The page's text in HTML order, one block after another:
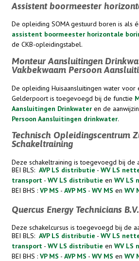
Assistent boormeester
De opleiding SOMA gestuurd boren is als
assistent boormeester horizontale
de CKB-opleidingstabel.
Monteur Aansluitingen
Vakbekwaam Persoon
De opleiding Huisaansluitingen water voor
Gelderpoort is toegevoegd bij de functie
Aansluitingen Drinkwater en de
Persoon Aansluitingen drinkwater.
Technisch Opleidingscentrum
Schakeltraining
Deze schakeltraining is toegevoegd bij de
BEI BLS: AVP LS distributie - WV LS
transport - WV LS distributie en WV LS
BEI BHS : VP MS - AVP MS - WV MS en WV
Quercus Energy Technicians
Deze schakelcursus is toegevoegd bij de
BEI BLS: AVP LS distributie - WV LS
transport - WV LS distributie en WV LS
BEI BHS : VP MS - AVP MS - WV MS en WV